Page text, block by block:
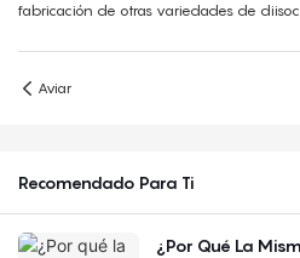
fabricación de otras variedades de
Aviar
Recomendado Para Ti
¿Por Qué La